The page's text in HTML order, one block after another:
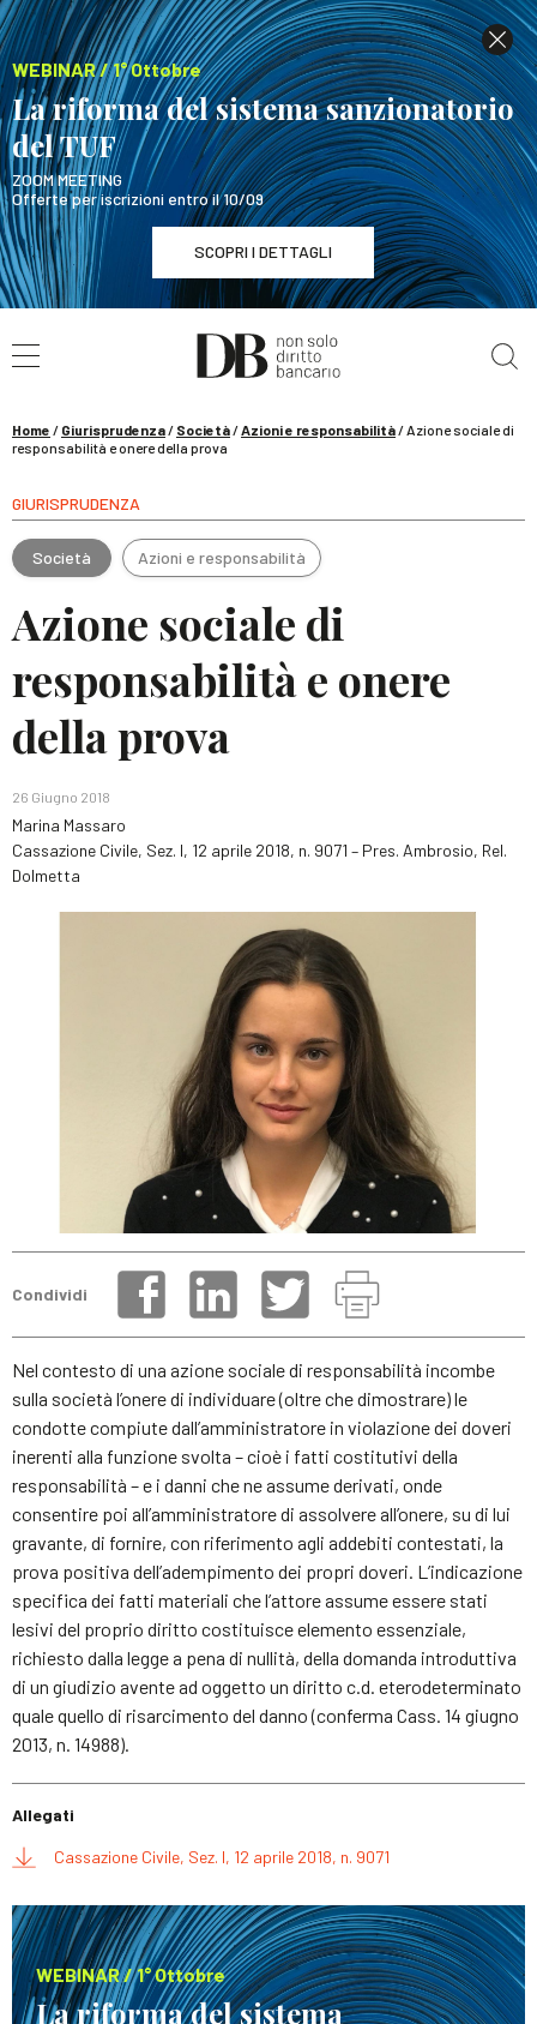
WEBINAR / 1° Ottobre
La riforma del sistema sanzionatorio
del TUF
ZOOM MEETING
Offerte per iscrizioni entro il 10/09
SCOPRI I DETTAGLI
WEBINAR / 1° Ottobre
La riforma del sistema sanzionatorio del TUF
Home / Giurisprudenza/ Società/Azioni e responsabilità/Azione sociale di
responsabilità e onere della prova
GIURISPRUDENZA
Società Azioni e responsabilità
Azione sociale di
responsabilità e onere
della prova
26 Giugno 2018
Marina Massaro
Cassazione Civile, Sez. I, 12 aprile 2018, n. 9071 – Pres. Ambrosio, Rel.
Dolmetta
Condividi
Nel contesto di una azione sociale di responsabilità incombe
sulla società l’onere di individuare (oltre che dimostrare) le
condotte compiute dall’amministratore in violazione dei doveri
inerenti alla funzione svolta – cioè i fatti costitutivi della
responsabilità – e i danni che ne assume derivati, onde
consentire poi all’amministratore di assolvere all’onere, su di lui
gravante, di fornire, con riferimento agli addebiti contestati, la
prova positiva dell’adempimento dei propri doveri. L’indicazione
specifica dei fatti materiali che l’attore assume essere stati
lesivi del proprio diritto costituisce elemento essenziale,
richiesto dalla legge a pena di nullità, della domanda introduttiva
di un giudizio avente ad oggetto un diritto c.d. eterodeterminato
quale quello di risarcimento del danno (conferma Cass. 14 giugno
2013, n. 14988).
Allegati
Cassazione Civile, Sez. I, 12 aprile 2018, n. 9071
WEBINAR / 1° Ottobre
La riforma del sistema